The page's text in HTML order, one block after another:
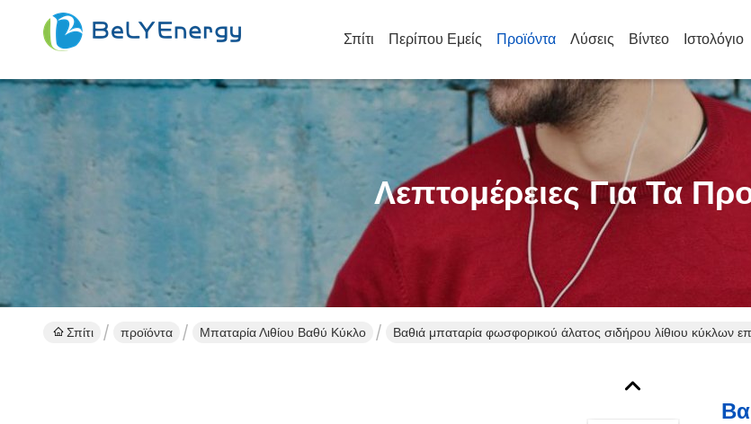
Σπίτι Περίπου Εμείς Προϊόντα Λύσεις Βίντεο Ιστολόγιο
Λεπτομέρειες Για Τα
Σπίτι προϊόντα Μπαταρία Λιθίου Βαθύ Κύκλο Βαθιά μπαταρία φωσφορικού άλατος σιδήρου λίθιου κύκλων